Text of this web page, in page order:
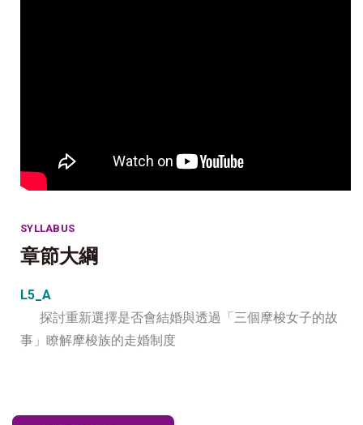
SYLLABUS
章節大綱
L5_A
探討重新選擇是否會結婚與透過「三個摩梭女子的故
事」瞭解摩梭族的走婚制度